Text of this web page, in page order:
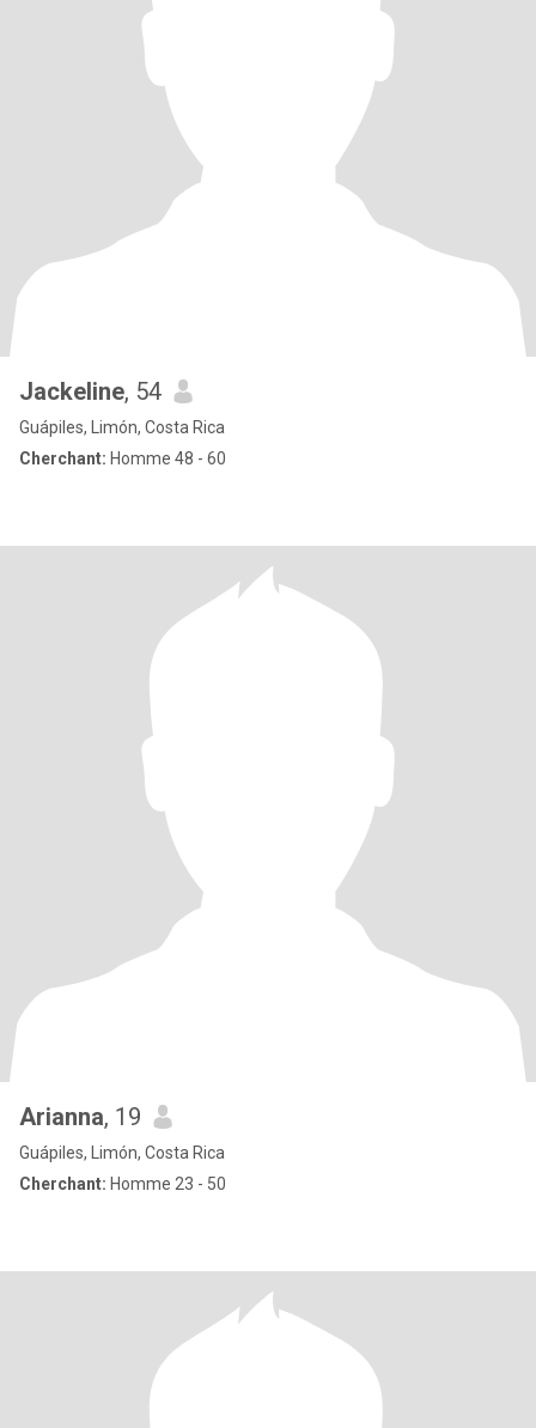
Jackeline, 54
Guápiles, Limón, Costa Rica
Cherchant: Homme 48 - 60
Arianna, 19
Guápiles, Limón, Costa Rica
Cherchant: Homme 23 - 50